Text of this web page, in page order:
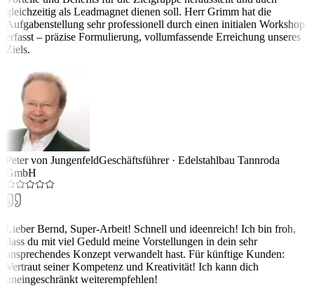
gleichzeitig als Leadmagnet dienen soll. Herr Grimm hat die
Aufgabenstellung sehr professionell durch einen initialen Workshop
erfasst – präzise Formulierung, vollumfassende Erreichung unseres
Ziels.
Peter von JungenfeldGeschäftsführer· Edelstahlbau Tannroda
GmbH
Lieber Bernd, Super-Arbeit! Schnell und ideenreich! Ich bin froh,
dass du mit viel Geduld meine Vorstellungen in dein sehr
ansprechendes Konzept verwandelt hast. Für künftige Kunden:
Vertraut seiner Kompetenz und Kreativität! Ich kann dich
uneingeschränkt weiterempfehlen!